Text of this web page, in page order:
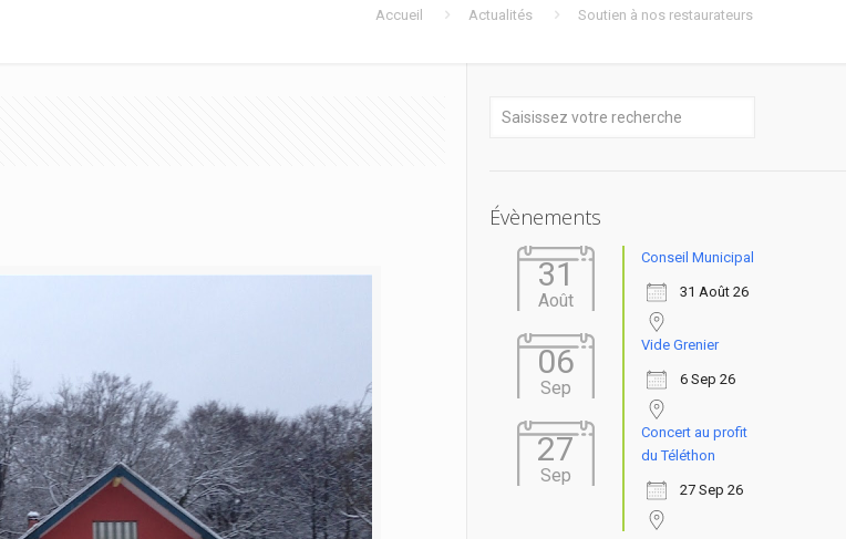
Accueil Actualités Soutien à nos restaurateurs
Évènements
31
Août
Conseil Municipal
31 Août 26
06
Sep
Vide Grenier
6 Sep 26
27
Sep
Concert au profit
du Téléthon
27 Sep 26